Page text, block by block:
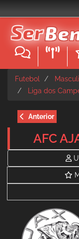
para
conteúdo
principal
Futebol
Liga dos
Anterior
AFC